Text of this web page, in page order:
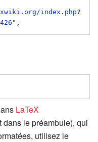
index.php?
LaTeX
dans le préambule), qui
utilisez le